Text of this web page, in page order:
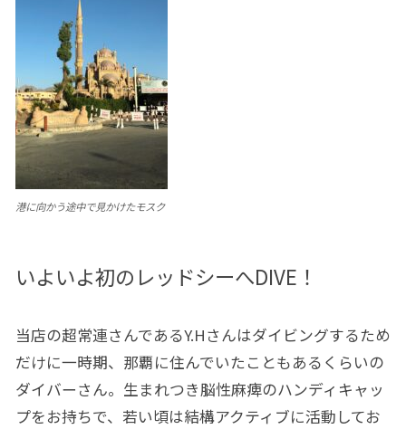
港に向かう途中で見かけたモスク
いよいよ初のレッドシーへDIVE！
当店の超常連さんであるY.Hさんはダイビングするため
だけに一時期、那覇に住んでいたこともあるくらいの
ダイバーさん。生まれつき脳性麻痺のハンディキャッ
プをお持ちで、若い頃は結構アクティブに活動してお